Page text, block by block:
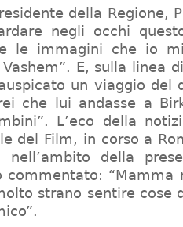
della Regione,
negli occhi
le immagini che io
E, sulla linea
un viaggio del
che lui andasse a
L’eco della
del Film, in corso a
nell’ambito della
commentato: “Mamma
strano sentire cose